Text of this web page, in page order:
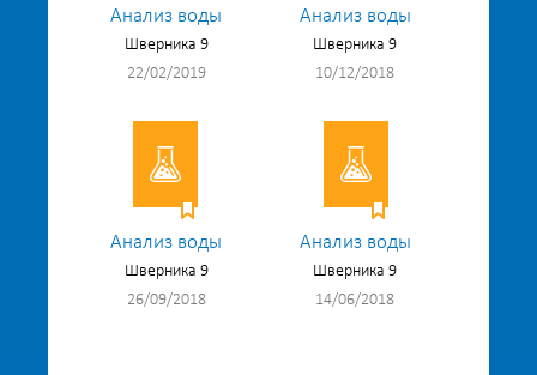
Анализ воды
Шверника 9
22/02/2019
Анализ воды
Шверника 9
10/12/2018
Анализ воды
Шверника 9
26/09/2018
Анализ воды
Шверника 9
14/06/2018